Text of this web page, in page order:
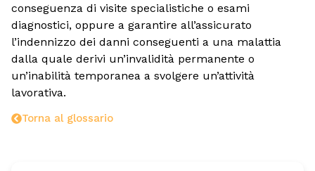
conseguenza di visite specialistiche o esami
diagnostici, oppure a garantire all’assicurato
l’indennizzo dei danni conseguenti a una malattia
dalla quale derivi un’invalidità permanente o
un’inabilità temporanea a svolgere un’attività
lavorativa.
Torna al glossario